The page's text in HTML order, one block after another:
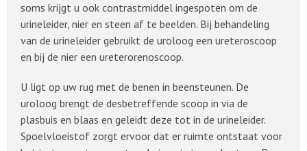
soms krijgt u ook contrastmiddel ingespoten om de
urineleider, nier en steen af te beelden. Bij behandeling
van de urineleider gebruikt de uroloog een ureteroscoop
en bij de nier een ureterorenoscoop.
U ligt op uw rug met de benen in beensteunen. De
uroloog brengt de desbetreffende scoop in via de
plasbuis en blaas en geleidt deze tot in de urineleider.
Spoelvloeistof zorgt ervoor dat er ruimte ontstaat voor